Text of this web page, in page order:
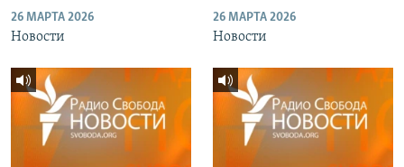
26 МАРТА 2026
Новости
26 МАРТА 2026
Новости